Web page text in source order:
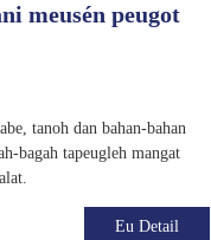
meusén peugot
tanoh dan bahan-bahan
bagah tapeugleh mangat
Eu Detail